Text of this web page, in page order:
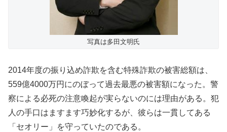
写真は多田文明氏
2014年度の振り込め詐欺を含む特殊詐欺の被害総額は、
559億4000万円にのぼって過去最悪の被害額になった。警
察による必死の注意喚起が実らないのには理由がある。犯
人の手口はますます巧妙化するが、彼らは一貫してある
「セオリー」を守っていたのである。